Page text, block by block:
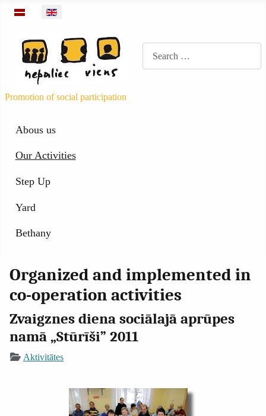
Select your language
Promotion of social participation
Abous us
Our Activities
Step Up
Yard
Bethany
Organized and implemented in
co-operation activities
Zvaigznes diena sociālajā aprūpes
namā „Stūrīši” 2011
Aktivitātes